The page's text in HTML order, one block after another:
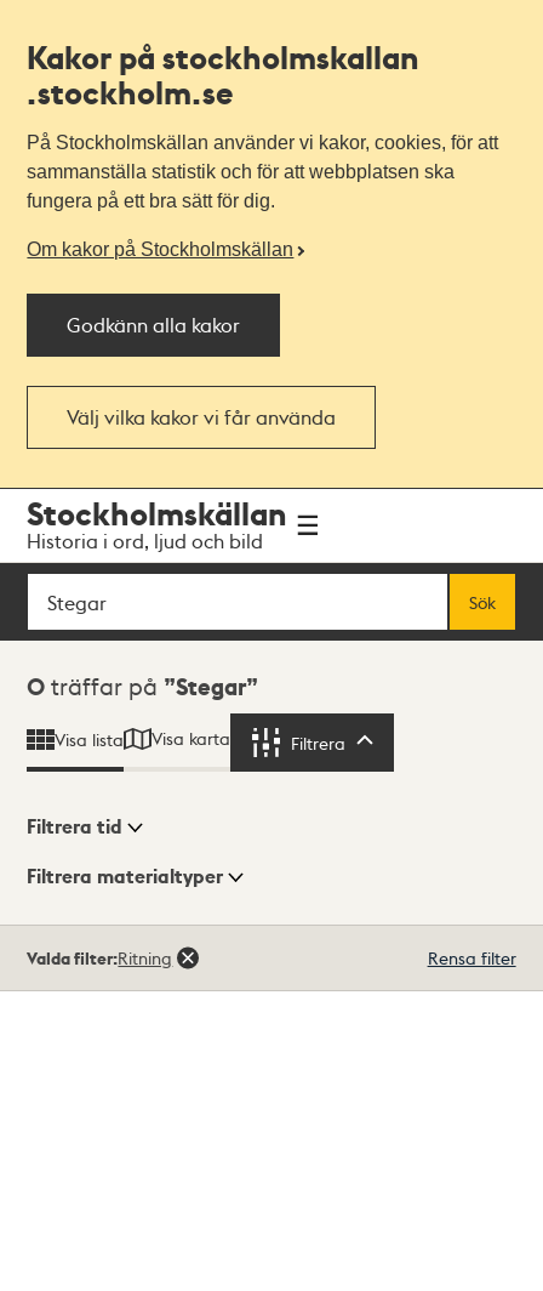
Kakor på stockholmskallan
.stockholm.se
På Stockholmskällan använder vi kakor, cookies, för att
sammanställa statistik och för att webbplatsen ska
fungera på ett bra sätt för dig.
Om kakor på Stockholmskällan
Godkänn alla kakor
Välj vilka kakor vi får använda
navigationen
huvudinnehållet
Stockholmskällan
Historia i ord, ljud och bild
Sök
Sök
Sökresultat
0 träffar på Stegar
Visa lista Visa karta Filtrera
Visningsläge
Filtrera tid
Filtrera materialtyper
träffar
Valda filter:Ritning Rensa filter